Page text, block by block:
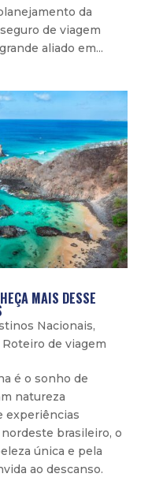
da
de viagem
aliado em...
MAIS DESSE
Nacionais,
Roteiro de viagem
é o sonho de
natureza
experiências
brasileiro, o
única e pela
ao descanso.